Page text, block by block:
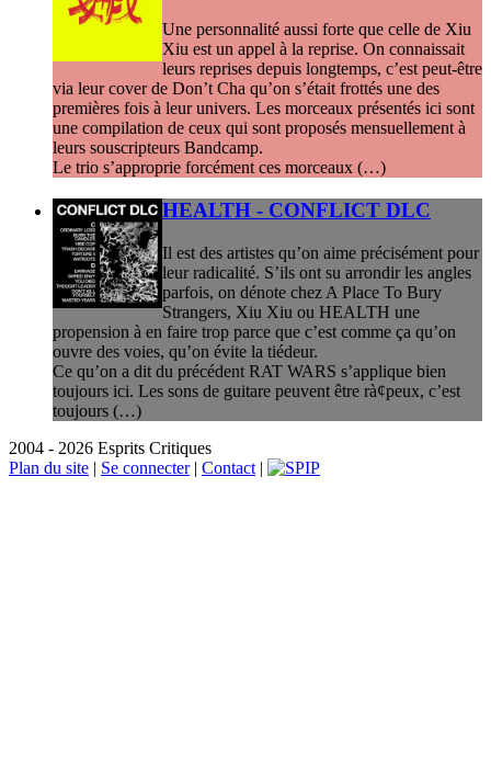
Une personnalité aussi forte que celle de Xiu
Xiu est un appel à la reprise. On connaissait
leurs reprises depuis longtemps, c’est peut-être
via leur cover de Don’t Cha qu’on s’était frottés une des
premières fois à leur univers. Les morceaux présentés ici sont
une compilation de ceux qui sont proposés mensuellement à
leurs souscripteurs Bandcamp.
Le trio s’approprie forcément ces morceaux (…)
HEALTH - CONFLICT DLC
Il est des artistes qu’on aime précisément pour
leur radicalité. S’ils ont su arrondir les angles
parfois, on dénote chez A Place To Bury
Strangers, Xiu Xiu ou HEALTH une
propension à en faire trop parce que c’est comme ça qu’on
ouvre des voies, qu’on évite la tiédeur.
Ce qu’on a dit du précédent RAT WARS s’applique bien
toujours ici. Les sons de guitare peuvent être rà¢peux, c’est
toujours (…)
2004 - 2026 Esprits Critiques
Plan du site | Se connecter| Contact |